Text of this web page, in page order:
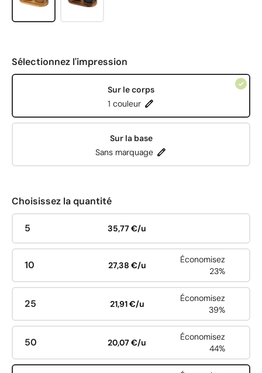
Sélectionnez l'impression
Sur le corps
1 couleur
Sur la base
Sans marquage
Choisissez la quantité
5 35,77 €/u
10 27,38 €/u
Économisez
23%
25 21,91 €/u
Économisez
39%
50 20,07 €/u
Économisez
44%